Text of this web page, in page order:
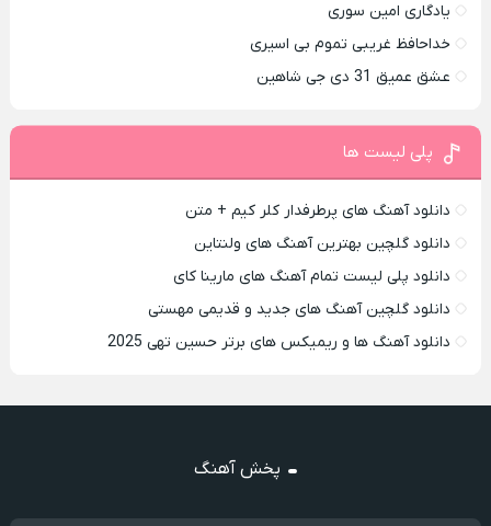
یادگاری امین سوری
خداحافظ غریبی تموم بی اسیری
عشق عمیق 31 دی جی شاهین
پلی لیست ها
دانلود آهنگ های پرطرفدار کلر کیم + متن
دانلود گلچین بهترین آهنگ های ولنتاین
دانلود پلی لیست تمام آهنگ های مارینا کای
دانلود گلچین آهنگ های جدید و قدیمی مهستی
دانلود آهنگ ها و ریمیکس های برتر حسین تهی 2025
پخش آهنگ